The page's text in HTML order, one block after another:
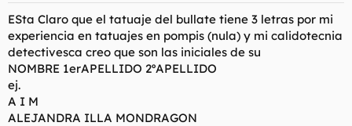
ESta Claro que el tatuaje del bullate tiene 3 letras por mi
experiencia en tatuajes en pompis (nula) y mi calidotecnia
detectivesca creo que son las iniciales de su
NOMBRE 1erAPELLIDO 2ºAPELLIDO
ej.
A I M
ALEJANDRA ILLA MONDRAGON